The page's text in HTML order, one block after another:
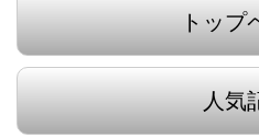
トップ
人気